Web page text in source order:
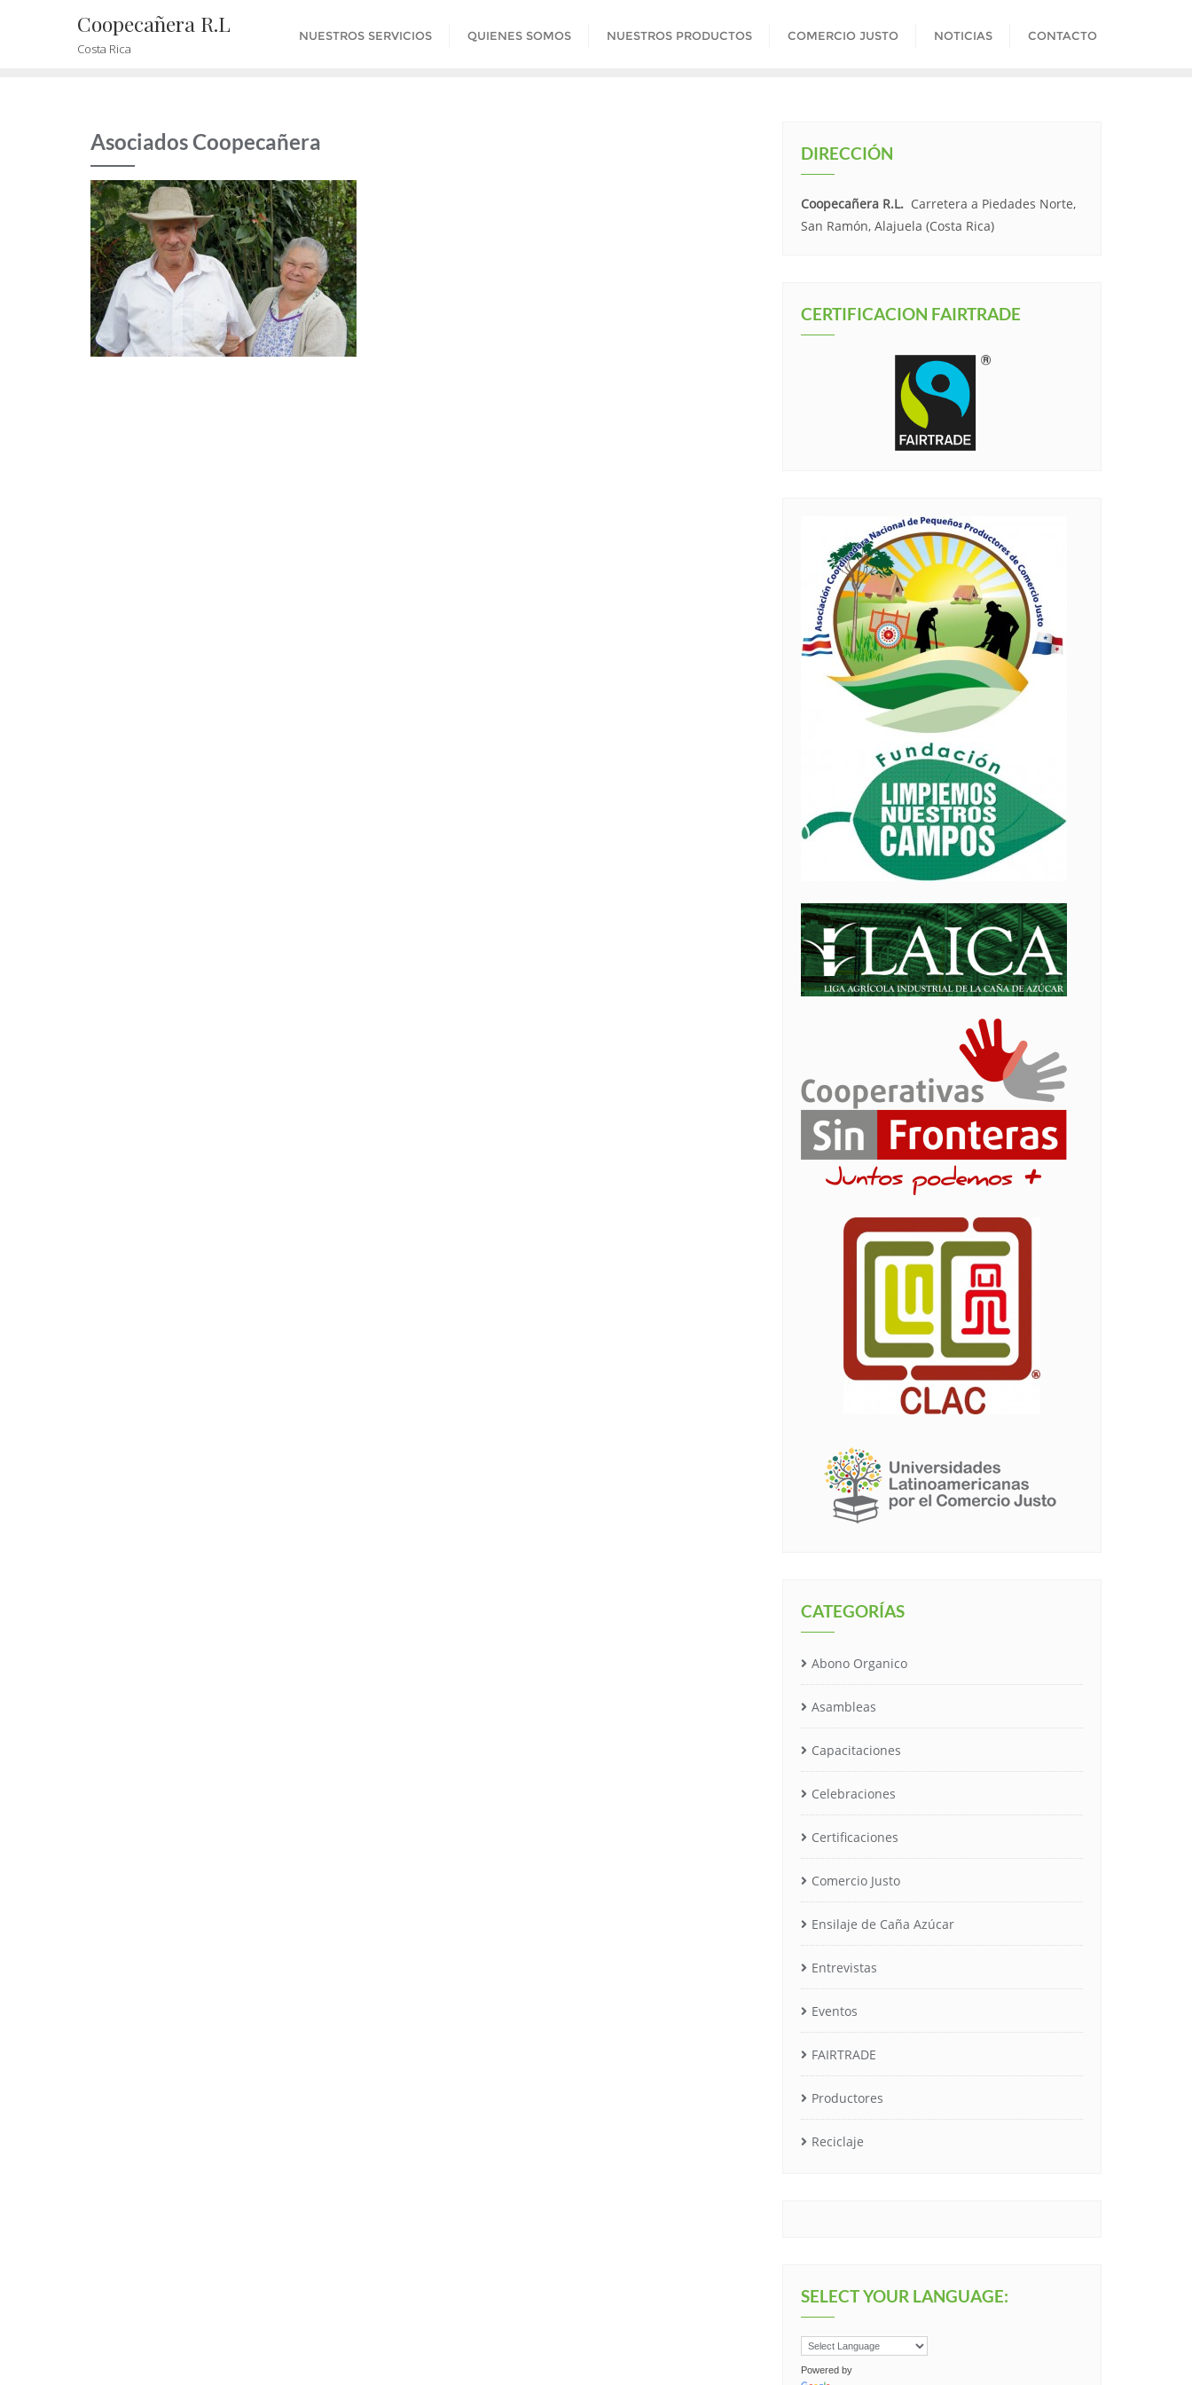
Coopecañera R.L
Costa Rica
NUESTROS SERVICIOS QUIENES SOMOS NUESTROS PRODUCTOS COMERCIO JUSTO NOTICIAS CONTACTO
Asociados Coopecañera DIRECCIÓN
Coopecañera R.L. Carretera a Piedades Norte,
San Ramón, Alajuela (Costa Rica)
CERTIFICACION FAIRTRADE
CATEGORÍAS
Abono Organico
Asambleas
Capacitaciones
Celebraciones
Certificaciones
Comercio Justo
Ensilaje de Caña Azúcar
Entrevistas
Eventos
FAIRTRADE
Productores
Reciclaje
SELECT YOUR LANGUAGE:
Powered by